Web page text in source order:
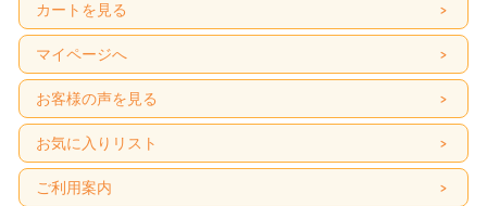
カートを見る
マイページへ
お客様の声を見る
お気に入りリスト
ご利用案内